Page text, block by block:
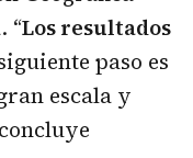
“Los resultados
paso es
escala y